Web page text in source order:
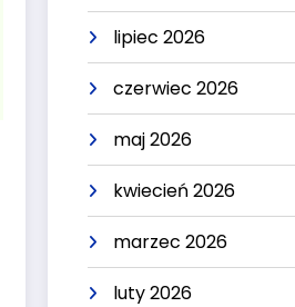
lipiec 2026
czerwiec 2026
maj 2026
kwiecień 2026
marzec 2026
luty 2026